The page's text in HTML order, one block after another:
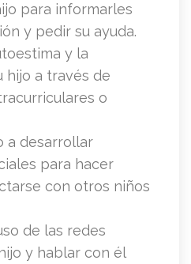
para informarles
y pedir su ayuda.
y la
hijo a través de
o
a desarrollar
para hacer
con otros niños
de las redes
y hablar con él